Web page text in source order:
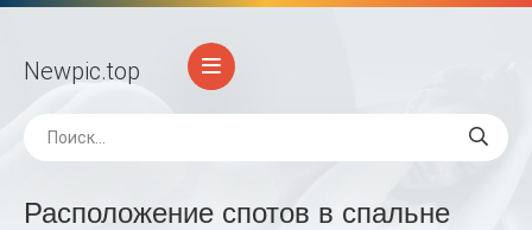
Newpic.top
Расположение спотов в спальне